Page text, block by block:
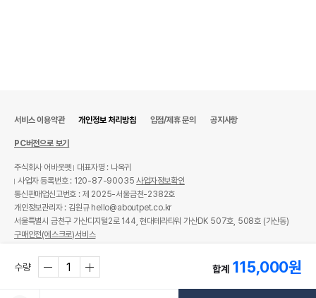
수량 합계 115,000원
서비스 이용약관 개인정보 처리방침 입점/제휴 문의 공지사항
PC버전으로 보기
주식회사 어바웃펫
대표자명 : 나옥귀
사업자 등록번호 : 120-87-90035사업자정보확인
통신판매업신고번호 : 제 2025-서울금천-2382호
개인정보관리자 : 김원규 hello@aboutpet.co.kr
서울특별시 금천구 가산디지털2로 144, 현대테라타워 가산DK 507호, 508호 (가산동)
구매안전(에스크로)서비스